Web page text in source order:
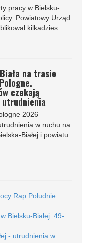
pracy w Bielsku-
Powiatowy Urząd
kilkadzies...
na trasie
czekają
utrudnienia
2026 –
w ruchu na
Białej i powiatu
Rap Południe.
Bielsku-Białej. 49-
- utrudnienia w